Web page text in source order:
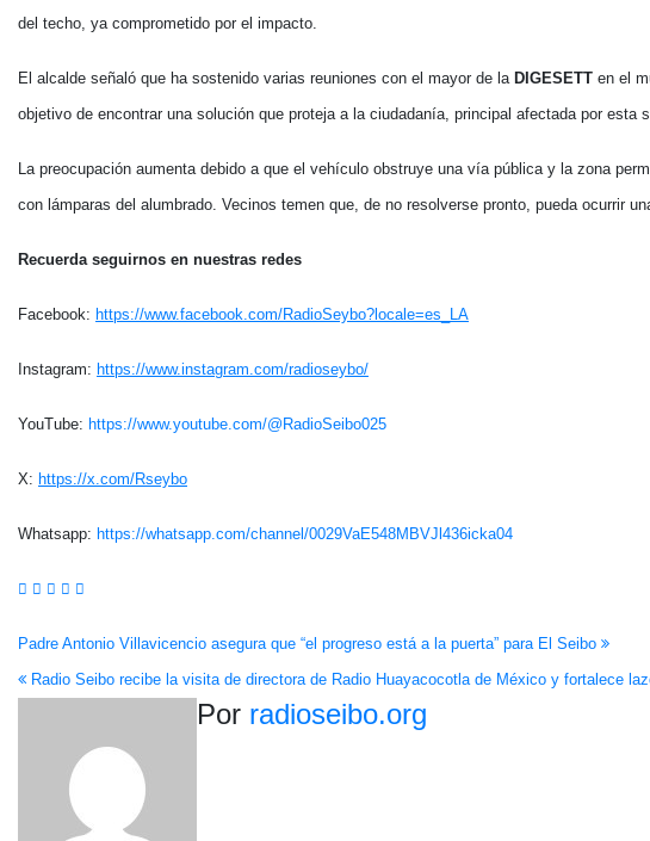
del techo, ya comprometido por el impacto.
El alcalde señaló que ha sostenido varias reuniones con el mayor de la DIGESETT en el
objetivo de encontrar una solución que proteja a la ciudadanía, principal afectada por esta
La preocupación aumenta debido a que el vehículo obstruye una vía pública y la zona
con lámparas del alumbrado. Vecinos temen que, de no resolverse pronto, pueda ocurrir
Recuerda seguirnos en nuestras redes
Facebook: https://www.facebook.com/RadioSeybo?locale=es_LA
Instagram: https://www.instagram.com/radioseybo/
YouTube: https://www.youtube.com/@RadioSeibo025
X: https://x.com/Rseybo
Whatsapp: https://whatsapp.com/channel/0029VaE548MBVJl436icka04
Navegación
de
entradas
Padre Antonio Villavicencio asegura que “el progreso está a la puerta” para El Seibo
Radio Seibo recibe la visita de directora de Radio Huayacocotla de México y fortalece
Por radioseibo.org